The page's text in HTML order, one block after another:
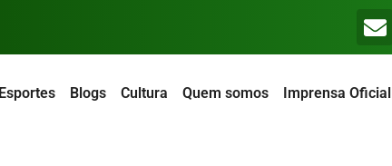
Esportes Blogs Cultura Quem somos Imprensa Oficial